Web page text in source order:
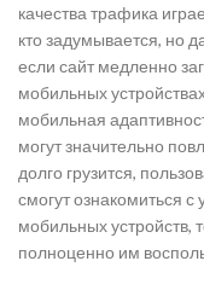
качества трафика
кто задумывается, но
если сайт медленно
мобильных
мобильная
могут значительно
долго грузится,
смогут ознакомиться
мобильных устройств,
полноценно им